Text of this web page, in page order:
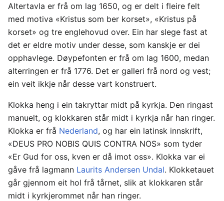
Altertavla er frå om lag 1650, og er delt i fleire felt
med motiva «Kristus som ber korset», «Kristus på
korset» og tre englehovud over. Ein har slege fast at
det er eldre motiv under desse, som kanskje er dei
opphavlege. Døypefonten er frå om lag 1600, medan
alterringen er frå 1776. Det er galleri frå nord og vest;
ein veit ikkje når desse vart konstruert.
Klokka heng i ein takryttar midt på kyrkja. Den ringast
manuelt, og klokkaren står midt i kyrkja når han ringer.
Klokka er frå Nederland, og har ein latinsk innskrift,
«DEUS PRO NOBIS QUIS CONTRA NOS» som tyder
«Er Gud for oss, kven er då imot oss». Klokka var ei
gåve frå lagmann Laurits Andersen Undal. Klokketauet
går gjennom eit hol frå tårnet, slik at klokkaren står
midt i kyrkjerommet når han ringer.